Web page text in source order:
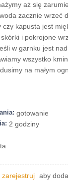
aż się
zacznie wrzeć
czy kapusta jest
i pokrojone
w garnku jest
wszystko
dusimy na małym
gotowanie
2 godziny
zarejestruj aby